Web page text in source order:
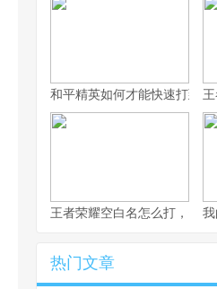
和平精英如何才能快速打到人
王者荣耀空白名怎么打，资
热门文章